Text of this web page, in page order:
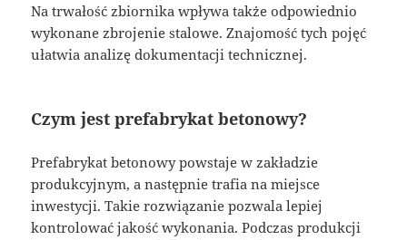
Na trwałość zbiornika wpływa także odpowiednio
wykonane zbrojenie stalowe. Znajomość tych pojęć
ułatwia analizę dokumentacji technicznej.
Czym jest prefabrykat betonowy?
Prefabrykat betonowy powstaje w zakładzie
produkcyjnym, a następnie trafia na miejsce
inwestycji. Takie rozwiązanie pozwala lepiej
kontrolować jakość wykonania. Podczas produkcji